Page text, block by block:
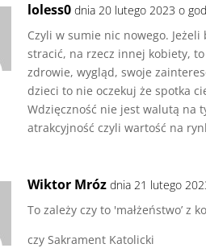
loless0 dnia 20 lutego 2023 o
Czyli w sumie nic nowego.
stracić, na rzecz innej kobiety,
zdrowie, wygląd, swoje
dzieci to nie oczekuj że spotka
Wdzięczność nie jest walutą na
atrakcyjność czyli wartość na
Wiktor Mróz dnia 21 lutego
To zależy czy to 'małżeństwo’ z
czy Sakrament Katolicki